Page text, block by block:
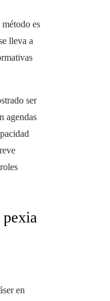
método es
lleva a
ser
agendas
en